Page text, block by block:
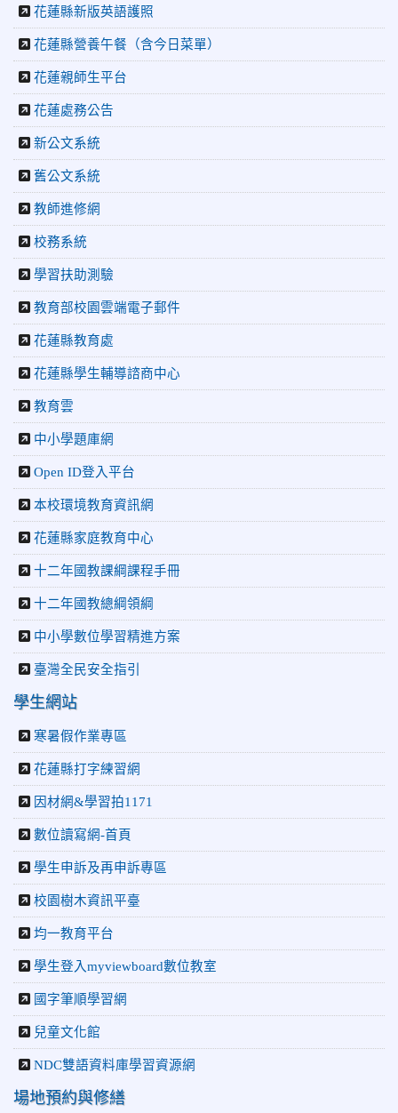
師生自製畢業歌曲
2026-06-10 教育廣播電台：尋覓歷史記憶 花蓮中正國小社團
體驗闖關探索歷史
捐助光復國小
2026-07-22 花蓮新聞網：花蓮市中正國小跆拳道隊捷報連
連 三大賽事勇奪20金12銀6銅 展現深厚培訓實力
2026-07-22 更生新聞網：中正國小跆拳道隊金光閃閃全國少
年盃勇奪3金4銀、市長盃橫掃13金
2026-07-08 教育廣播電台：沉浸式體驗 花蓮中正國小培養學
生國際視野
2026-06-16 花蓮新聞網：【中正國小70週年校慶系列活動
「游藝飛揚」晚會登場】 師生家長齊聚一堂 共譜「時光樂
章．經典再現」
2026-06-16 更生新聞網：中正國小創校70週年「游藝飛揚」
才藝晚會登場
2026-06-10 教育廣播電台：揮別童年迎向青春 中正國小畢業
師生自製畢業歌曲
2026-06-10 教育廣播電台：尋覓歷史記憶 花蓮中正國小社團
體驗闖關探索歷史
2026-04-30
捐助光復國小
花蓮縣新版英語護照
花蓮縣營養午餐（含今日菜單）
花蓮親師生平台
花蓮處務公告
新公文系統
舊公文系統
教師進修網
校務系統
學習扶助測驗
教育部校園雲端電子郵件
花蓮縣教育處
花蓮縣學生輔導諮商中心
教育雲
中小學題庫網
Open ID登入平台
本校環境教育資訊網
花蓮縣家庭教育中心
十二年國教課綱課程手冊
十二年國教總綱領綱
中小學數位學習精進方案
臺灣全民安全指引
學生網站
寒暑假作業專區
花蓮縣打字練習網
因材網&學習拍1171
數位讀寫網-首頁
學生申訴及再申訴專區
校園樹木資訊平臺
均一教育平台
學生登入myviewboard數位教室
國字筆順學習網
兒童文化館
NDC雙語資料庫學習資源網
場地預約與修繕